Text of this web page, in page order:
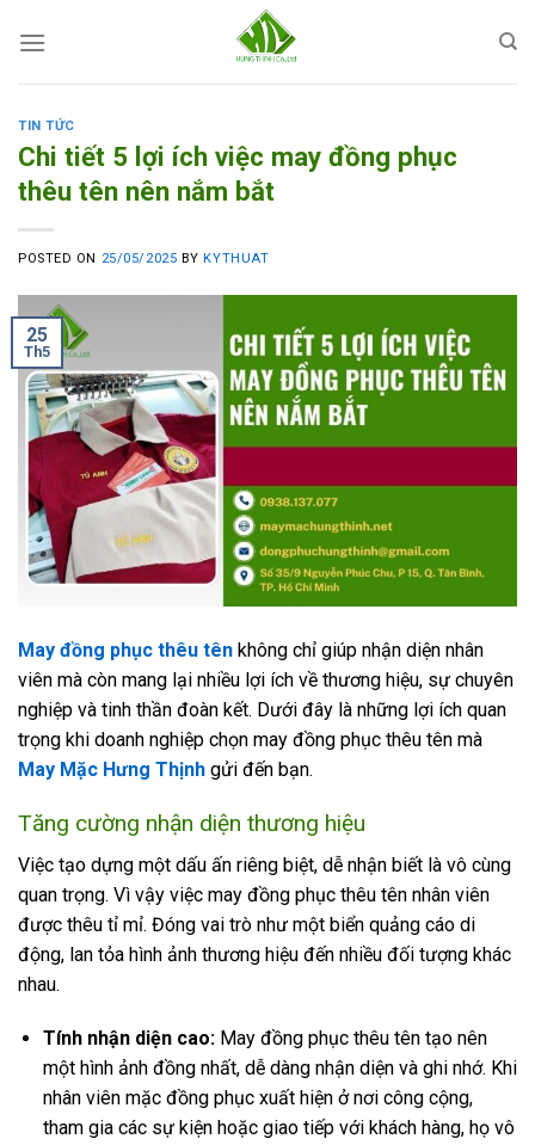
TIN TỨC
Chi tiết 5 lợi ích việc may đồng phục
thêu tên nên nắm bắt
POSTED ON 25/05/2025 BYKYTHUAT
25
Th5
May đồng phục thêu tên không chỉ giúp nhận diện nhân
viên mà còn mang lại nhiều lợi ích về thương hiệu, sự chuyên
nghiệp và tinh thần đoàn kết. Dưới đây là những lợi ích quan
trọng khi doanh nghiệp chọn may đồng phục thêu tên mà
May Mặc Hưng Thịnh gửi đến bạn.
Tăng cường nhận diện thương hiệu
Việc tạo dựng một dấu ấn riêng biệt, dễ nhận biết là vô cùng
quan trọng. Vì vậy việc may đồng phục thêu tên nhân viên
được thêu tỉ mỉ. Đóng vai trò như một biển quảng cáo di
động, lan tỏa hình ảnh thương hiệu đến nhiều đối tượng khác
nhau.
Tính nhận diện cao:May đồng phục thêu tên tạo nên
một hình ảnh đồng nhất, dễ dàng nhận diện và ghi nhớ. Khi
nhân viên mặc đồng phục xuất hiện ở nơi công cộng,
tham gia các sự kiện hoặc giao tiếp với khách hàng, họ vô